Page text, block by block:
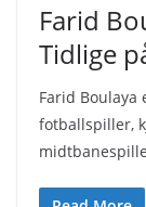
Farid
Tidlige
Farid
fotballspiller,